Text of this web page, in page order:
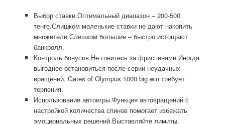
Выбор ставки.Оптимальный диапазон – 200-500
тенге.Слишком маленькие ставки не дают накопить
множители.Слишком большие – быстро истощают
банкролл.
Контроль бонусов.Не гонитесь за фриспинами.Иногда
выгоднее остановиться после серии неудачных
вращений. Gates of Olympus 1000 big win требует
терпения.
Использование автоигры.Функция автовращений с
настройкой количества спинов помогает избежать
эмоциональных решений.Выставляйте лимиты.